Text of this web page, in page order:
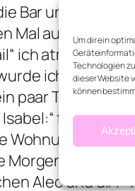
Um dir ein
Technologien
dieser Website
können
Bar und wurde
Mal auf die
ich atme tief
ich
paar Tage
für die
Wohnung und
Morgen plötzlich
Alec und dir?“